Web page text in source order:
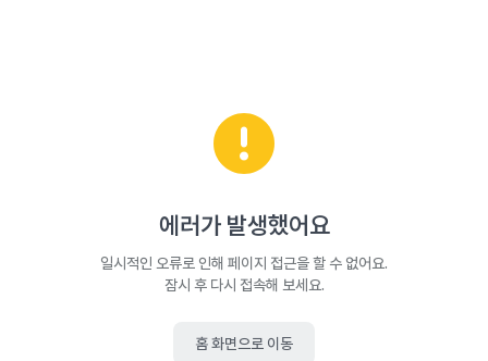
에러가 발생했어요
일시적인 오류로 인해 페이지 접근을 할 수 없어요.
잠시 후 다시 접속해 보세요.
홈 화면으로 이동